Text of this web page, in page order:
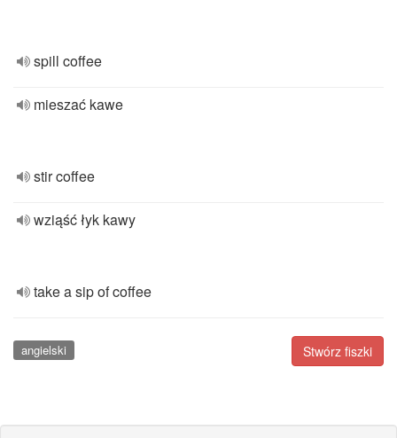
spill coffee
mieszać kawe
stir coffee
wziąść łyk kawy
take a sip of coffee
Stwórz fiszki
angielski